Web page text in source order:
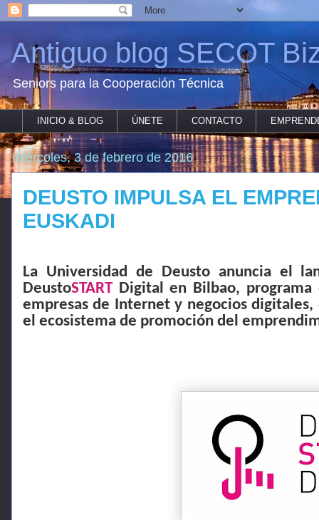
Antiguo blog SECOT
Seniors para la Cooperación Técnica
INICIO & BLOG ÚNETE CONTACTO
miércoles, 3 de febrero de 2016
DEUSTO IMPULSA EL
EUSKADI
La Universidad de Deusto anuncia el
DeustoSTARTDigital en Bilbao, programa
empresas de Internet y negocios
el ecosistema de promoción del